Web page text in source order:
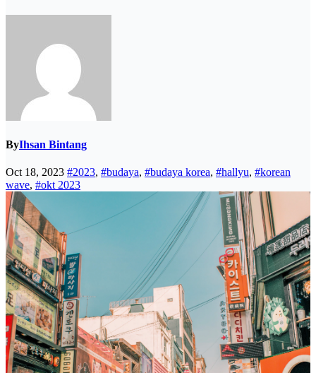
ByIhsan Bintang
Oct 18, 2023 #2023, #budaya, #budaya korea, #hallyu, #korean
wave, #okt 2023